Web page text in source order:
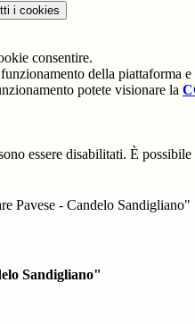
i cookies
consentire.
della piattaforma
potete visionare la
essere disabilitati. È
Pavese - Candelo Sandigliano"
Sandigliano"